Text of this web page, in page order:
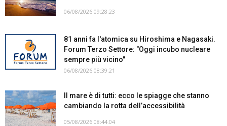
06/08/2026 09:28:23
81 anni fa l'atomica su Hiroshima e Nagasaki.
Forum Terzo Settore: "Oggi incubo nucleare
sempre più vicino"
06/08/2026 08:39:21
Il mare è di tutti: ecco le spiagge che stanno
cambiando la rotta dell’accessibilità
05/08/2026 08:44:04